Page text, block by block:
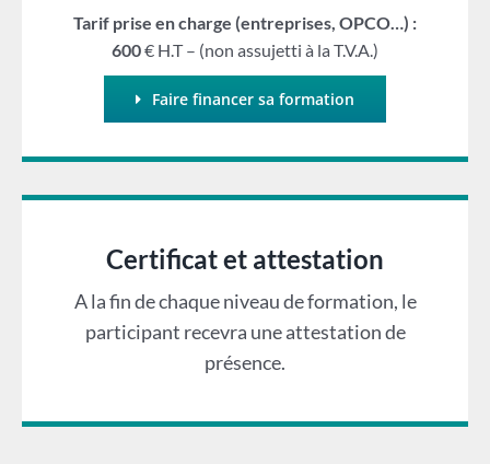
Tarif prise en charge (entreprises, OPCO…) :
600€ H.T – (non assujetti à la T.V.A.)
Faire financer sa formation
Certificat et attestation
A la fin de chaque niveau de formation, le
participant recevra une attestation de
présence.